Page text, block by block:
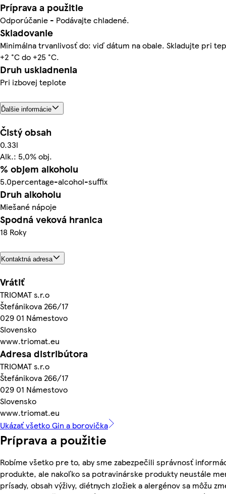
Príprava a použitie
Odporúčanie - Podávajte chladené.
Skladovanie
Minimálna trvanlivosť do: viď dátum na obale. Skladujte pri
+2 °C do +25 °C.
Druh uskladnenia
Pri izbovej teplote
Ďalšie informácie
Čistý obsah
0.33l
Alk.: 5,0% obj.
% objem alkoholu
5.0percentage-alcohol-suffix
Druh alkoholu
Miešané nápoje
Spodná veková hranica
18 Roky
Kontaktná adresa
Vrátiť
TRIOMAT s.r.o
Štefánikova 266/17
029 01 Námestovo
Slovensko
www.triomat.eu
Adresa distribútora
TRIOMAT s.r.o
Štefánikova 266/17
029 01 Námestovo
Slovensko
www.triomat.eu
Ukázať všetko Gin a borovička
Príprava a použitie
Robíme všetko pre to, aby sme zabezpečili správnosť
produkte, ale nakoľko sa potravinárske produkty neustále
prísady, obsah výživy, diétnych zložiek a alergénov sa môžu